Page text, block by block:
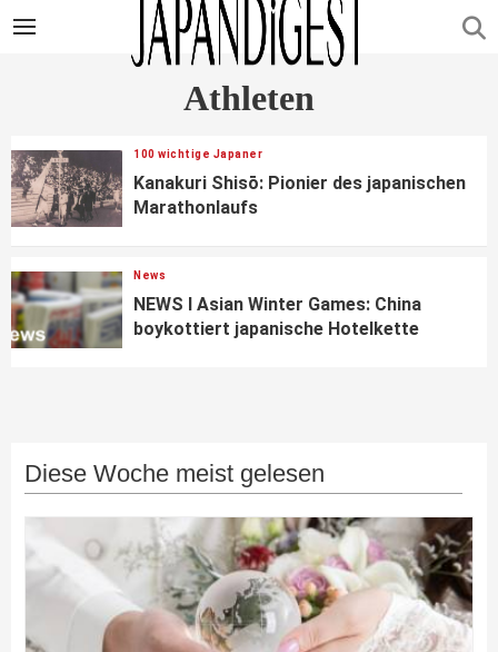
Athleten
100 wichtige Japaner
Kanakuri Shisō: Pionier des japanischen
Marathonlaufs
News
NEWS I Asian Winter Games: China
boykottiert japanische Hotelkette
Diese Woche meist gelesen